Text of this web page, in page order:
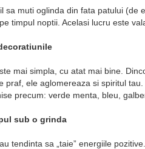
sa muti oglinda din fata patului
timpul noptii. Acelasi lucru este
mai simpla, cu atat mai bine.
praf, ele aglomereaza si spiritul
precum: verde menta, bleu,
sub o grinda
tendinta sa „taie” energiile